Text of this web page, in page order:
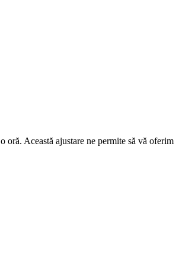
Această ajustare ne permite să vă oferim